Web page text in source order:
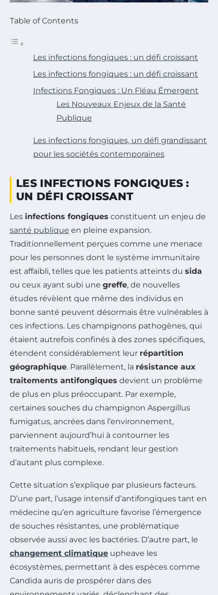
Table of Contents
Les infections fongiques : un défi croissant
Les infections fongiques : un défi croissant
Infections Fongiques : Un Fléau Émergent
Les Nouveaux Enjeux de la Santé
Publique
Les infections fongiques, un défi grandissant
pour les sociétés contemporaines
LES INFECTIONS FONGIQUES :
UN DÉFI CROISSANT
Les infections fongiques constituent un enjeu de
santé publique en pleine expansion.
Traditionnellement perçues comme une menace
pour les personnes dont le système immunitaire
est affaibli, telles que les patients atteints du sida
ou ceux ayant subi une greffe, de nouvelles
études révèlent que même des individus en
bonne santé peuvent désormais être vulnérables à
ces infections. Les champignons pathogènes, qui
étaient autrefois confinés à des zones spécifiques,
étendent considérablement leur répartition
géographique. Parallèlement, la résistance aux
traitements antifongiques devient un problème
de plus en plus préoccupant. Par exemple,
certaines souches du champignon Aspergillus
fumigatus, ancrées dans l’environnement,
parviennent aujourd’hui à contourner les
traitements habituels, rendant leur gestion
d’autant plus complexe.
Cette situation s’explique par plusieurs facteurs.
D’une part, l’usage intensif d’antifongiques tant en
médecine qu’en agriculture favorise l’émergence
de souches résistantes, une problématique
observée aussi avec les bactéries. D’autre part, le
changement climatique upheave les
écosystèmes, permettant à des espèces comme
Candida auris de prospérer dans des